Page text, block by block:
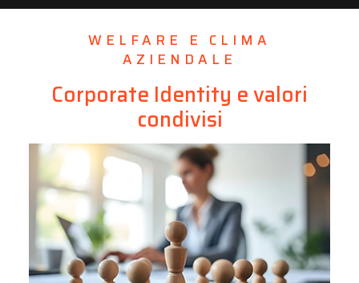
WELFARE E CLIMA
AZIENDALE
Corporate Identity e valori
condivisi